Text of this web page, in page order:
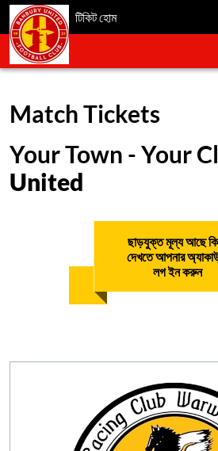
টিকিট হোম
Match Tickets
Your Town - Your
United
ছাড়যুক্ত মূল্য আছে কি
দেখতে আপনার
লগ ইন করুন